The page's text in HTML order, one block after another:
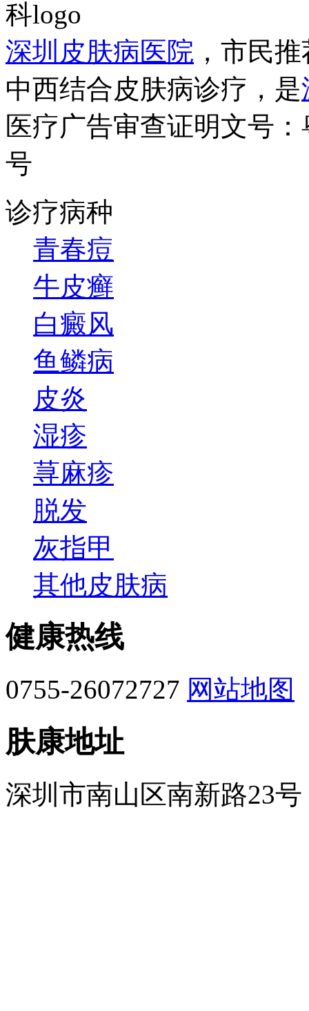
深圳皮肤病医院 ，市民
中西结合皮肤病诊疗，是
医疗广告审查证明文号
号
诊疗病种
青春痘
牛皮癣
白癜风
鱼鳞病
皮炎
湿疹
荨麻疹
脱发
灰指甲
其他皮肤病
健康热线
0755-26072727 网站地图
肤康地址
深圳市南山区南新路23